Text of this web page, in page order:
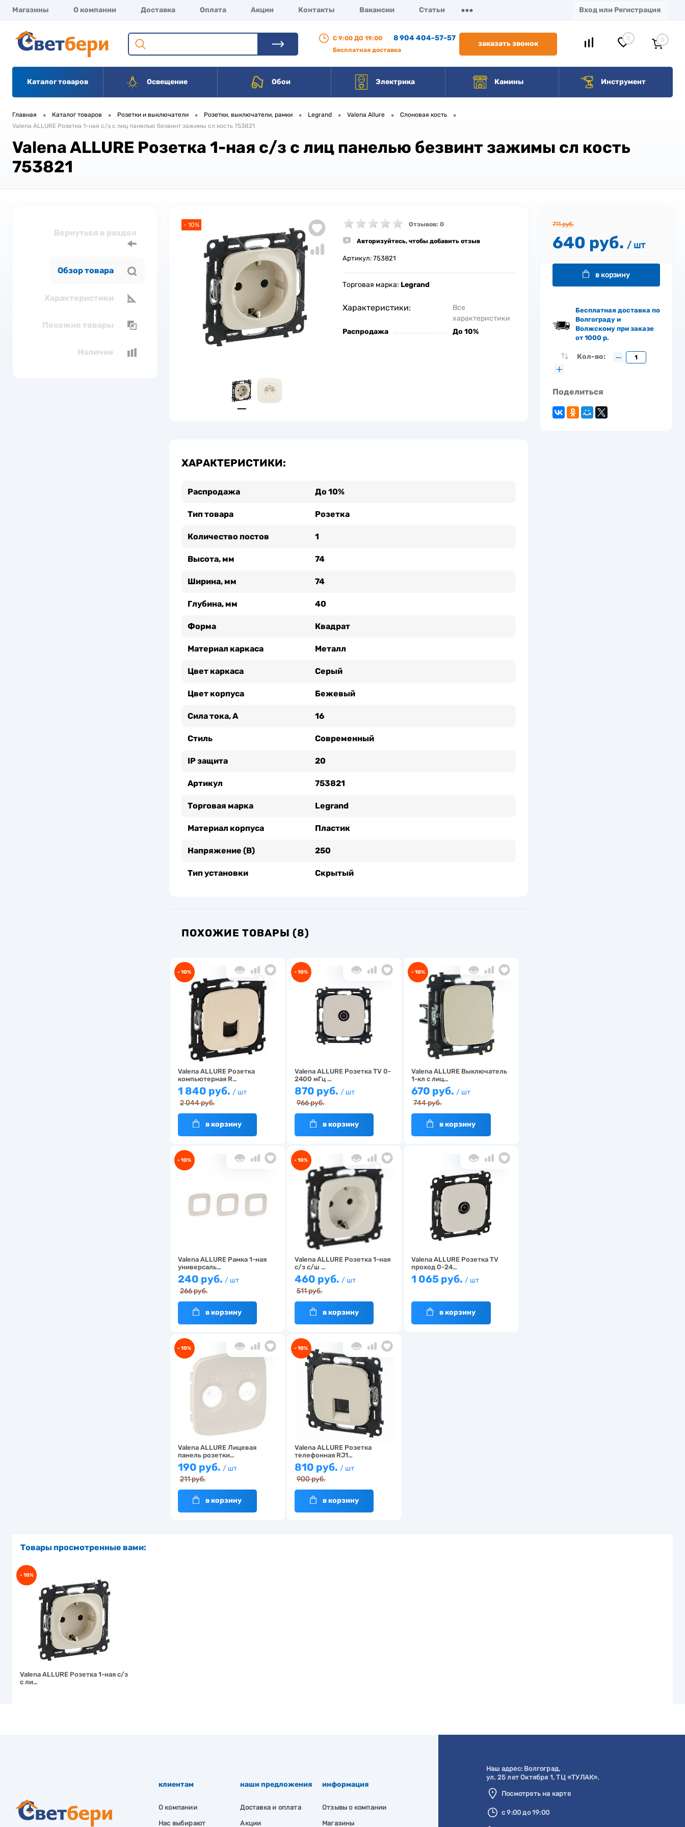
Магазины О компании Доставка Оплата Акции Контакты Вакансии Статьи Вход или Регистрация
С 9:00 ДО 19:00 8 904 404-57-57
Бесплатная доставка
заказать звонок
0 0
Каталог товаров Освещение Обои Электрика Камины Инструмент
Главная • Каталог товаров • Розетки и выключатели • Розетки, выключатели, рамки • Legrand • Valena Allure • Слоновая кость •
Valena ALLURE Розетка 1-ная с/з с лиц панелью безвинт зажимы сл кость 753821
Valena ALLURE Розетка 1-ная с/з с лиц панелью безвинт зажимы сл кость
753821
Вернуться в раздел
Обзор товара
Характеристики
Похожие товары
Наличие
- 10% Отзывов: 0
Авторизуйтесь, чтобы добавить отзыв
Артикул: 753821
Торговая марка: Legrand
Характеристики:
Все
характеристики
Распродажа
До 10%
ХАРАКТЕРИСТИКИ:
Распродажа До 10%
Тип товара Розетка
Количество постов 1
Высота, мм 74
Ширина, мм 74
Глубина, мм 40
Форма Квадрат
Материал каркаса Металл
Цвет каркаса Серый
Цвет корпуса Бежевый
Сила тока, А 16
Стиль Современный
IP защита 20
Артикул 753821
Торговая марка Legrand
Материал корпуса Пластик
Напряжение (В) 250
Тип установки Скрытый
ПОХОЖИЕ ТОВАРЫ (8)
- 10%
Valena ALLURE Розетка
компьютерная R…
1 840 руб. / шт
2 044 руб.
в корзину
- 10%
Valena ALLURE Розетка TV 0-
2400 мГц …
870 руб. / шт
966 руб.
в корзину
- 10%
Valena ALLURE Выключатель
1-кл c лиц…
670 руб. / шт
744 руб.
в корзину
- 10%
Valena ALLURE Рамка 1-ная
универсаль…
240 руб. / шт
266 руб.
в корзину
- 10%
Valena ALLURE Розетка 1-ная
с/з с/ш …
460 руб. / шт
511 руб.
в корзину
Valena ALLURE Розетка TV
проход 0-24…
1 065 руб. / шт
в корзину
- 10%
Valena ALLURE Лицевая
панель розетки…
190 руб. / шт
211 руб.
в корзину
- 10%
Valena ALLURE Розетка
телефонная RJ1…
810 руб. / шт
900 руб.
в корзину
711 руб.
640 руб. / шт
в корзину
Бесплатная доставка по
Волгограду и
Волжскому при заказе
от 1000 р.
Кол-во:
Поделиться
Товары просмотренные вами:
- 10%
Valena ALLURE Розетка 1-ная с/з
с ли…
клиентам
О компании
Нас выбирают
наши предложения
Доставка и оплата
Акции
информация
Отзывы о компании
Магазины
Наш адрес: Волгоград,
ул. 25 лет Октября 1, ТЦ «ТУЛАК».
Посмотреть на карте
с 9:00 до 19:00